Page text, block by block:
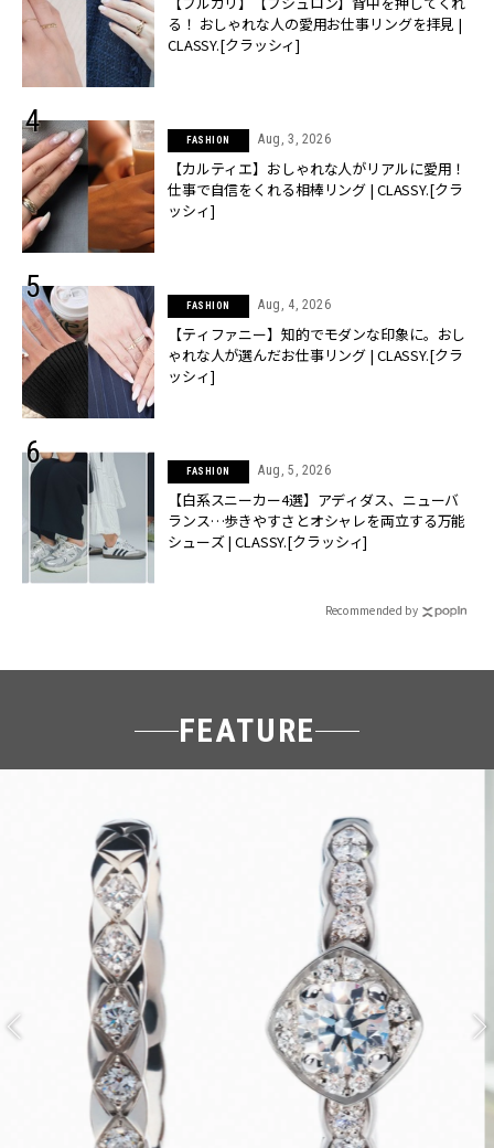
る！ おしゃれな人の愛用お仕事リングを拝見 |
CLASSY.[クラッシィ]
FASHION Aug, 3, 2026
【カルティエ】おしゃれな人がリアルに愛用！
仕事で自信をくれる相棒リング | CLASSY.[クラ
ッシィ]
FASHION Aug, 4, 2026
【ティファニー】知的でモダンな印象に。おし
ゃれな人が選んだお仕事リング | CLASSY.[クラ
ッシィ]
FASHION Aug, 5, 2026
【白系スニーカー4選】アディダス、ニューバ
ランス…歩きやすさとオシャレを両立する万能
シューズ | CLASSY.[クラッシィ]
Recommended by
FEATURE